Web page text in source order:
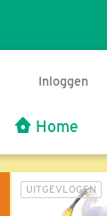
Inloggen
Home
UITGEVLOGEN